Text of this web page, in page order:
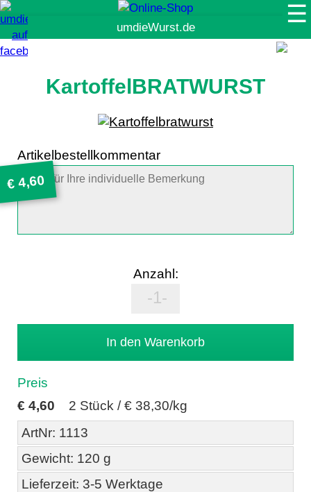
KartoffelBRATWURST
€4,60
Artikelbestellkommentar
Anzahl:
Preis
€ 4,60 2 Stück /€ 38,30/kg
ArtNr: 1113
Gewicht: 120 g
Lieferzeit: 3-5 Werktage
☰